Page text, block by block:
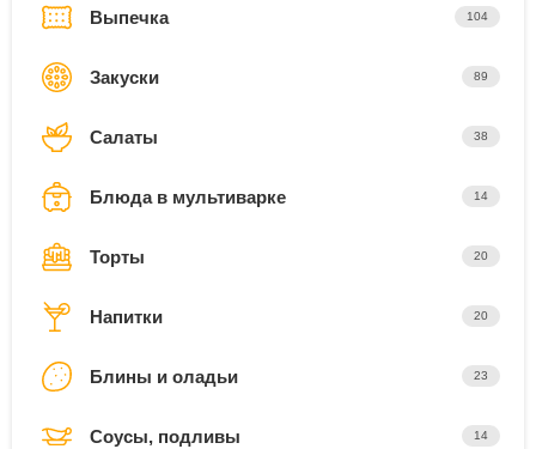
Выпечка 104
Закуски 89
Салаты 38
Блюда в мультиварке 14
Торты 20
Напитки 20
Блины и оладьи 23
Соусы, подливы 14